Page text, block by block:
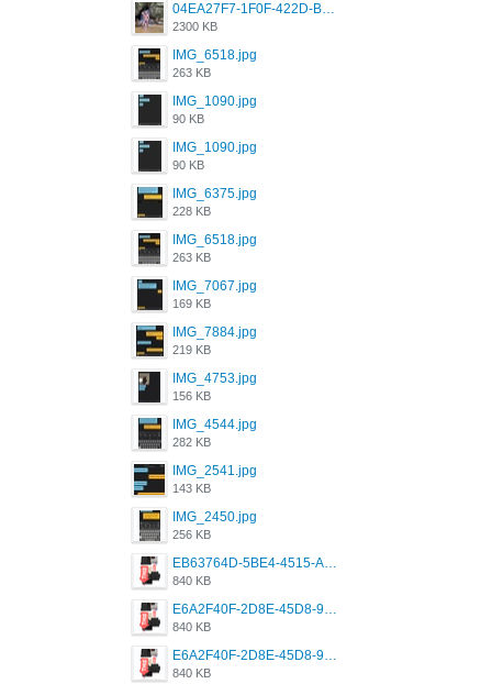
04EA27F7-1F0F-422D-B5B0-BCC0C6A6CC83.jpeg
2300 KB
IMG_6518.jpg
263 KB
IMG_1090.jpg
90 KB
IMG_1090.jpg
90 KB
IMG_6375.jpg
228 KB
IMG_6518.jpg
263 KB
IMG_7067.jpg
169 KB
IMG_7884.jpg
219 KB
IMG_4753.jpg
156 KB
IMG_4544.jpg
282 KB
IMG_2541.jpg
143 KB
IMG_2450.jpg
256 KB
EB63764D-5BE4-4515-AE2D-C12D6462FA6E.jpeg
840 KB
E6A2F40F-2D8E-45D8-9173-4E0A49DB0C32.jpeg
840 KB
E6A2F40F-2D8E-45D8-9173-4E0A49DB0C32.jpeg
840 KB